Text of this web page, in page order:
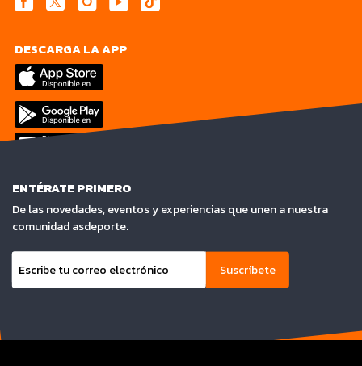
DESCARGA LA APP
ENTÉRATE PRIMERO
De las novedades, eventos y experiencias que unen a nuestra
comunidad asdeporte.
Suscríbete